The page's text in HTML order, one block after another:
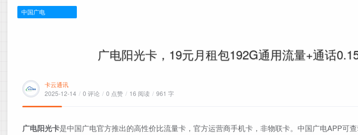
中国广电
广电阳光卡，19元月租包192G通用流量+通话
卡云通讯
2025-12-14 / 0 评论 / 0 点赞 / 16 阅读 / 961 字
广电阳光卡是中国广电官方推出的高性价比流量卡，官方运营商手机卡，非物联卡。中国广电APP可